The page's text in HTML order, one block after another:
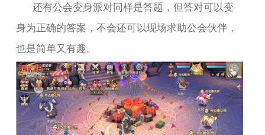
还有公会变身派对同样是答题，但答对可以变
身为正确的答案，不会还可以现场求助公会伙伴，
也是简单又有趣。